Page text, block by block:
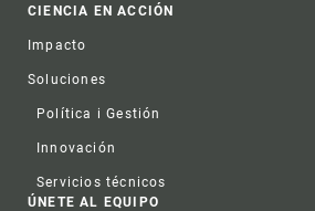
CIENCIA EN ACCIÓN
Impacto
Soluciones
Política i Gestión
Innovación
Servicios técnicos
ÚNETE AL EQUIPO